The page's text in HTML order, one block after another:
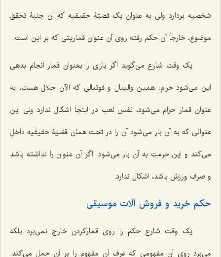
شخصیه بردارد ولی به عنوان یک قضیّۀ حقیقیه که آن جنبۀ تحقق
موضوع، خارجاً آن حکم رفته روی آن عنوان قماریتی که بر این است.
یک وقت شارع می‌گوید اگر بازی را بعنوان قمار انجام بدهی
این می‌شود حرام. همین والیبال و فوتبالی که الآن حلال هست، به
عنوان قمار حرام می‌شود، نفس لعب در اینجا اشکال ندارد ولی این
عنوانی که به آن بار می‌شود آن را در تحت همان قضیّۀ حقیقیه داخل
می‌کند و این حرمت به آن بار می‌شود. اگر آن عنوان را نداشته باشد
و صرف ورزش باشد، اشکال ندارد.
حکم خرید و فروش آلات موسیقی
یک وقت شارع حکم را روی قمارکردن خارج نمی‌برد بلکه
می‌برد روی آن مفهومی که عرف آن مفهوم را بر آن حمل می‌کند.